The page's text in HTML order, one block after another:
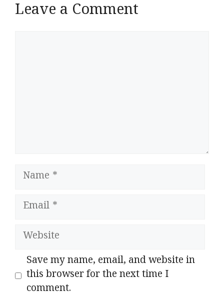
Leave a Comment
Name
Email
Website
Save my name, email, and website in
this browser for the next time I
comment.